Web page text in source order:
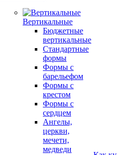
Вертикальные
Бюджетные
вертикальные
Стандартные
формы
Формы с
барельефом
Формы с
крестом
Формы с
сердцем
Ангелы,
церкви,
мечети,
медведи